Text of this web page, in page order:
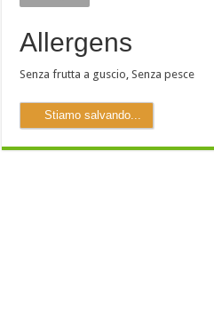
Allergens
Senza frutta a guscio ,Senza pesce
Stiamo salvando...